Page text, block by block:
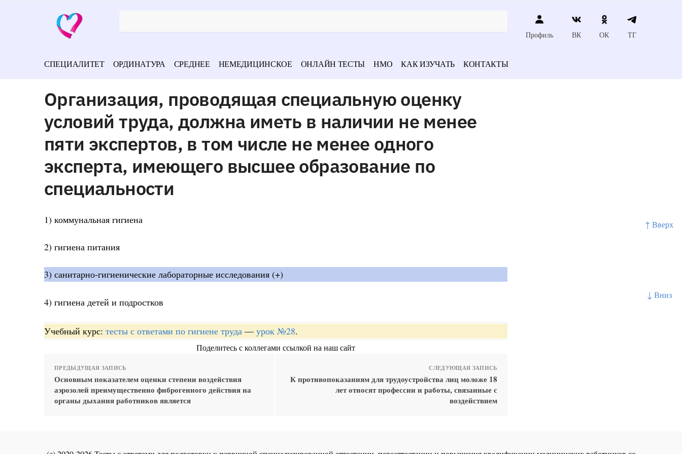
↑ Вверх
↓ Вниз
Профиль ВК ОК ТГ
СПЕЦИАЛИТЕТ ОРДИНАТУРА СРЕДНЕЕ НЕМЕДИЦИНСКОЕ ОНЛАЙН ТЕСТЫ НМО КАК ИЗУЧАТЬ КОНТАКТЫ
Организация, проводящая специальную оценку
условий труда, должна иметь в наличии не менее
пяти экспертов, в том числе не менее одного
эксперта, имеющего высшее образование по
специальности
1) коммунальная гигиена
2) гигиена питания
3) санитарно-гигиенические лабораторные исследования (+)
4) гигиена детей и подростков
Учебный курс: тесты с ответами по гигиене труда — урок №28.
Поделитесь с коллегами ссылкой на наш сайт
ПРЕДЫДУЩАЯ ЗАПИСЬ
Основным показателем оценки степени воздействия
аэрозолей преимущественно фиброгенного действия на
органы дыхания работников является
СЛЕДУЮЩАЯ ЗАПИСЬ
К противопоказаниям для трудоустройства лиц моложе 18
лет относят профессии и работы, связанные с
воздействием